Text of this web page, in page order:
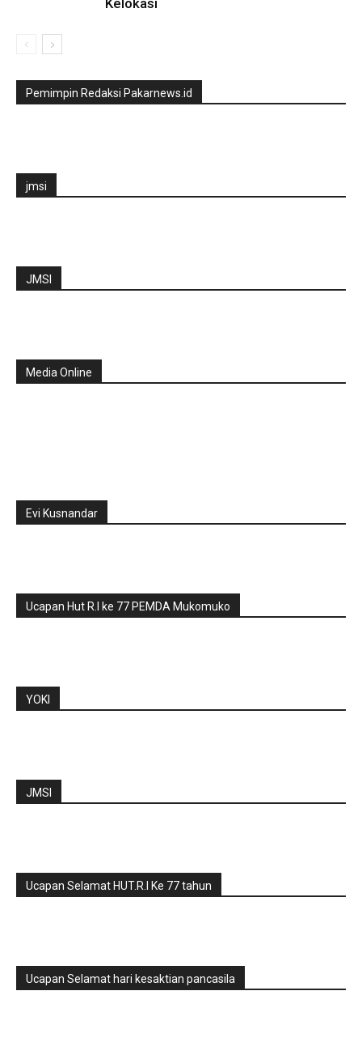
Kelokasi
Pemimpin Redaksi Pakarnews.id
jmsi
JMSI
Media Online
Evi Kusnandar
Ucapan Hut R.I ke 77 PEMDA Mukomuko
YOKI
JMSI
Ucapan Selamat HUT.R.I Ke 77 tahun
Ucapan Selamat hari kesaktian pancasila